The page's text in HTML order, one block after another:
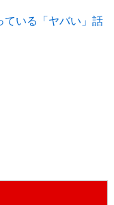
ている「ヤバい」話